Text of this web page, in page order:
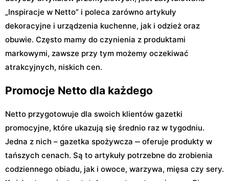
„Inspiracje w Netto” i poleca zarówno artykuły
dekoracyjne i urządzenia kuchenne, jak i odzież oraz
obuwie. Często mamy do czynienia z produktami
markowymi, zawsze przy tym możemy oczekiwać
atrakcyjnych, niskich cen.
Promocje Netto dla każdego
Netto przygotowuje dla swoich klientów gazetki
promocyjne, które ukazują się średnio raz w tygodniu.
Jedna z nich – gazetka spożywcza ‒ oferuje produkty w
tańszych cenach. Są to artykuły potrzebne do zrobienia
codziennego obiadu, jak i owoce, warzywa, mięsa czy sery.